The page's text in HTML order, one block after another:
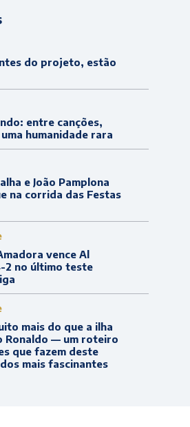
do projeto, estão
entre canções,
humanidade rara
e João Pamplona
na corrida das Festas
vence Al
2 no último teste
mais do que a ilha
Ronaldo — um roteiro
que fazem deste
mais fascinantes